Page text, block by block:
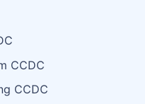
CCDC
CCDC